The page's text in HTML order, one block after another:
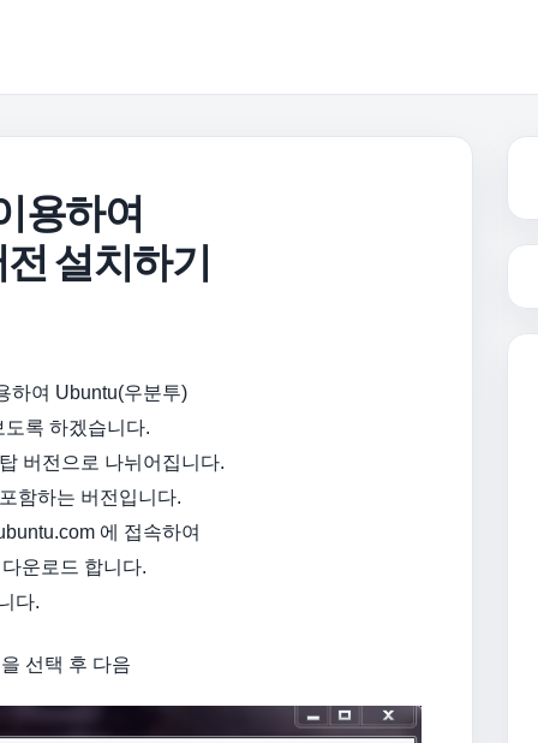
용하여
설치하기
하여 Ubuntu(우분투)
록 하겠습니다.
버전으로 나뉘어집니다.
함하는 버전입니다.
에 접속하여
운로드 합니다.
다.
선택 후 다음